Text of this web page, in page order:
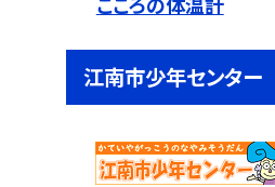
江南市少年センター